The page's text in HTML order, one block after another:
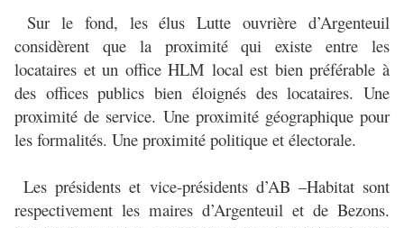
Sur le fond, les élus Lutte ouvrière d’Argenteuil
considèrent que la proximité qui existe entre les
locataires et un office HLM local est bien préférable à
des offices publics bien éloignés des locataires. Une
proximité de service. Une proximité géographique pour
les formalités. Une proximité politique et électorale.
Les présidents et vice-présidents d’AB –Habitat sont
respectivement les maires d’Argenteuil et de Bezons.